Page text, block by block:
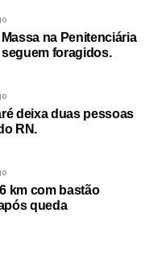
na Penitenciária
foragidos.
deixa duas pessoas
RN.
km com bastão
queda